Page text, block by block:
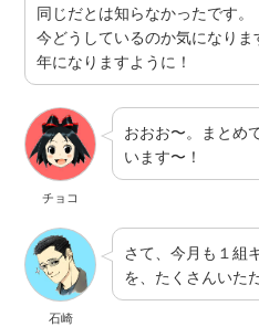
同じだとは知らなかったです。
今どうしているのか気になりま
年になりますように！
チョコ
おおお〜。まとめ
います〜！
石崎
さて、今月も１組
を、たくさんいた